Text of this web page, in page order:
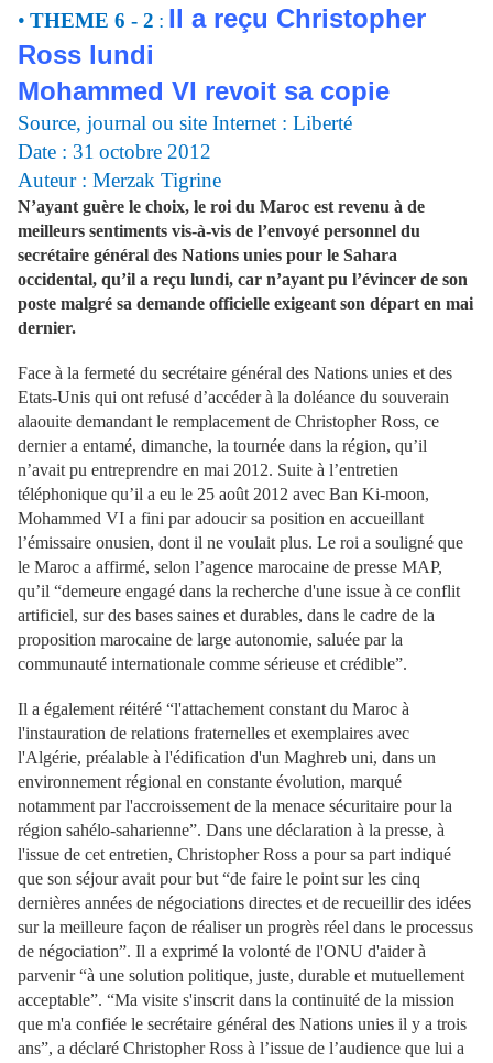
• THEME 6 - 2 : Il a reçu Christopher
Ross lundi
Mohammed VI revoit sa copie
Source, journal ou site Internet : Liberté
Date : 31 octobre 2012
Auteur : Merzak Tigrine
N’ayant guère le choix, le roi du Maroc est revenu à de
meilleurs sentiments vis-à-vis de l’envoyé personnel du
secrétaire général des Nations unies pour le Sahara
occidental, qu’il a reçu lundi, car n’ayant pu l’évincer de son
poste malgré sa demande officielle exigeant son départ en mai
dernier.
Face à la fermeté du secrétaire général des Nations unies et des
Etats-Unis qui ont refusé d’accéder à la doléance du souverain
alaouite demandant le remplacement de Christopher Ross, ce
dernier a entamé, dimanche, la tournée dans la région, qu’il
n’avait pu entreprendre en mai 2012. Suite à l’entretien
téléphonique qu’il a eu le 25 août 2012 avec Ban Ki-moon,
Mohammed VI a fini par adoucir sa position en accueillant
l’émissaire onusien, dont il ne voulait plus. Le roi a souligné que
le Maroc a affirmé, selon l’agence marocaine de presse MAP,
qu’il “demeure engagé dans la recherche d'une issue à ce conflit
artificiel, sur des bases saines et durables, dans le cadre de la
proposition marocaine de large autonomie, saluée par la
communauté internationale comme sérieuse et crédible”.
Il a également réitéré “l'attachement constant du Maroc à
l'instauration de relations fraternelles et exemplaires avec
l'Algérie, préalable à l'édification d'un Maghreb uni, dans un
environnement régional en constante évolution, marqué
notamment par l'accroissement de la menace sécuritaire pour la
région sahélo-saharienne”. Dans une déclaration à la presse, à
l'issue de cet entretien, Christopher Ross a pour sa part indiqué
que son séjour avait pour but “de faire le point sur les cinq
dernières années de négociations directes et de recueillir des idées
sur la meilleure façon de réaliser un progrès réel dans le processus
de négociation”. Il a exprimé la volonté de l'ONU d'aider à
parvenir “à une solution politique, juste, durable et mutuellement
acceptable”. “Ma visite s'inscrit dans la continuité de la mission
que m'a confiée le secrétaire général des Nations unies il y a trois
ans”, a déclaré Christopher Ross à l’issue de l’audience que lui a